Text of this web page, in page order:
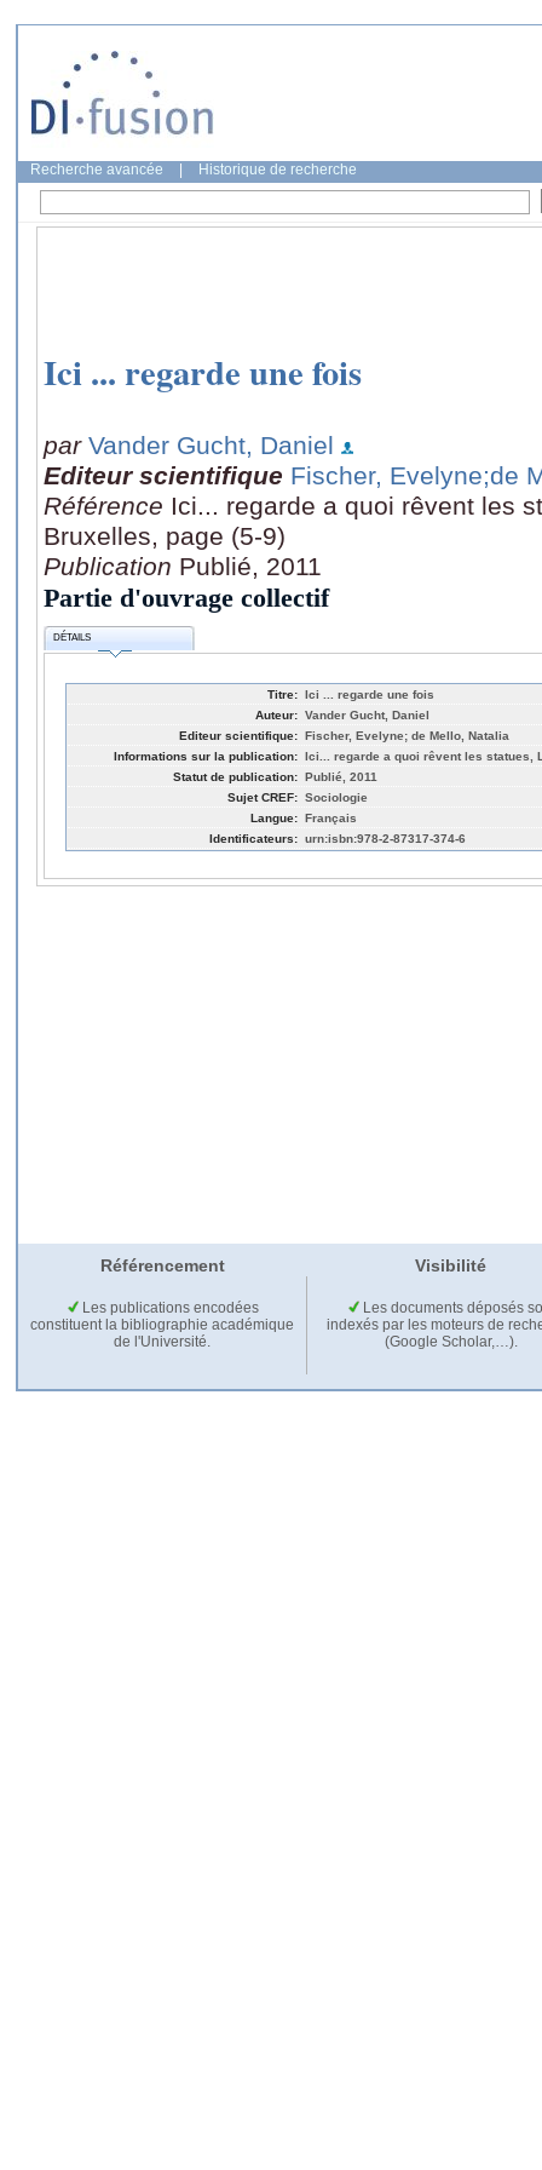
Recherche avancée Historique de recherche
Ici ... regarde une fois
par Vander Gucht, Daniel
Editeur scientifique Fischer, Evelyne;de
Référence Ici... regarde a quoi rêvent les
Bruxelles, page (5-9)
Publication Publié, 2011
Partie d'ouvrage collectif
DÉTAILS
Titre: Ici ... regarde une fois
Auteur: Vander Gucht, Daniel
Editeur scientifique: Fischer, Evelyne; de Mello, Natalia
Informations sur la publication: Ici... regarde a quoi rêvent les statues,
Statut de publication: Publié, 2011
Sujet CREF: Sociologie
Langue: Français
Identificateurs: urn:isbn:978-2-87317-374-6
Référencement Visibilité
Les publications encodées
constituent la bibliographie académique
de l'Université.
Les documents déposés
indexés par les moteurs de
(Google Scholar,…).